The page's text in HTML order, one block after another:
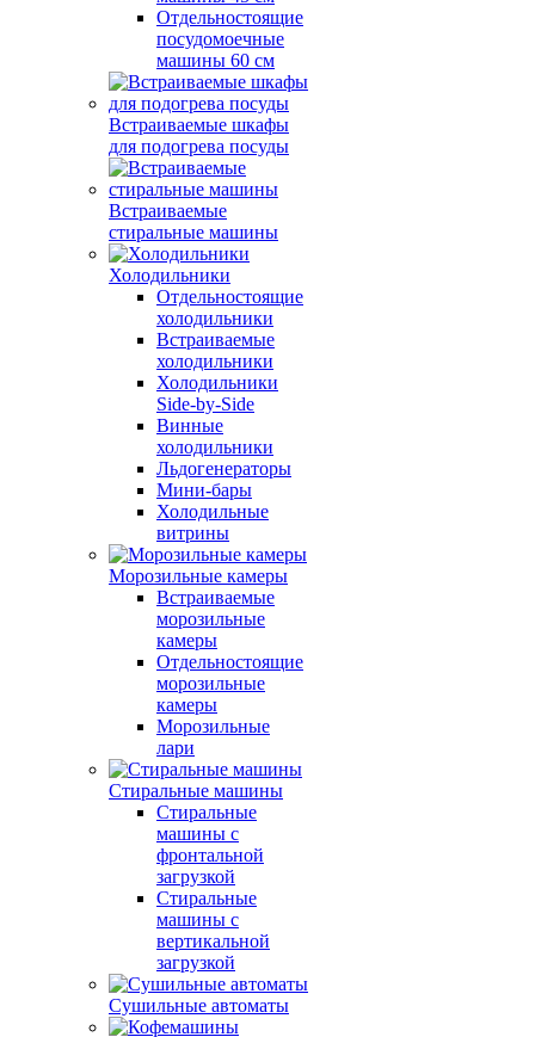
Отдельностоящие
посудомоечные
машины 60 см
Встраиваемые шкафы
для подогрева посуды
Встраиваемые
стиральные машины
Холодильники
Отдельностоящие
холодильники
Встраиваемые
холодильники
Холодильники
Side-by-Side
Винные
холодильники
Льдогенераторы
Мини-бары
Холодильные
витрины
Морозильные камеры
Встраиваемые
морозильные
камеры
Отдельностоящие
морозильные
камеры
Морозильные
лари
Стиральные машины
Стиральные
машины с
фронтальной
загрузкой
Стиральные
машины с
вертикальной
загрузкой
Сушильные автоматы